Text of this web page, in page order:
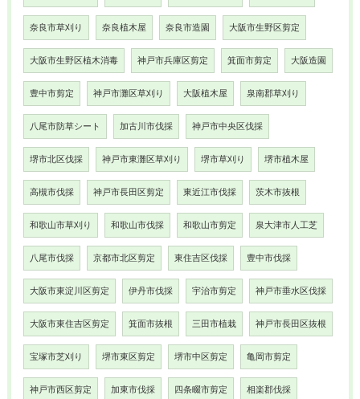
奈良市草刈り 奈良植木屋 奈良市造園 大阪市生野区剪定
大阪市生野区植木消毒 神戸市兵庫区剪定 箕面市剪定 大阪造園
豊中市剪定 神戸市灘区草刈り 大阪植木屋 泉南郡草刈り
八尾市防草シート 加古川市伐採 神戸市中央区伐採
堺市北区伐採 神戸市東灘区草刈り 堺市草刈り 堺市植木屋
高槻市伐採 神戸市長田区剪定 東近江市伐採 茨木市抜根
和歌山市草刈り 和歌山市伐採 和歌山市剪定 泉大津市人工芝
八尾市伐採 京都市北区剪定 東住吉区伐採 豊中市伐採
大阪市東淀川区剪定 伊丹市伐採 宇治市剪定 神戸市垂水区伐採
大阪市東住吉区剪定 箕面市抜根 三田市植栽 神戸市長田区抜根
宝塚市芝刈り 堺市東区剪定 堺市中区剪定 亀岡市剪定
神戸市西区剪定 加東市伐採 四条畷市剪定 相楽郡伐採